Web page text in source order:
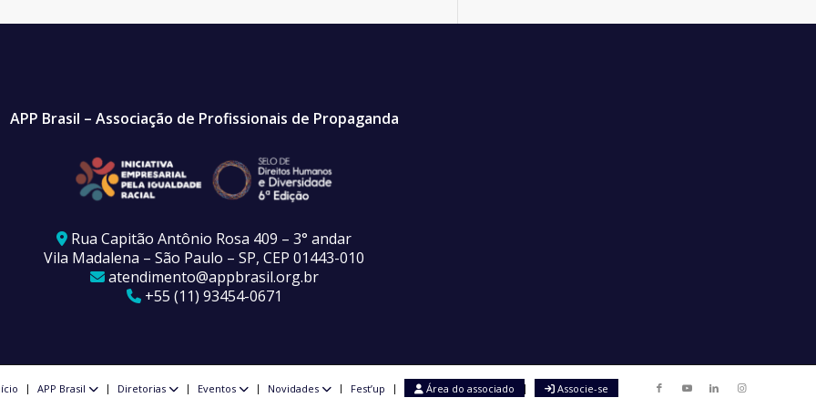
APP Brasil – Associação de Profissionais de Propaganda
Rua Capitão Antônio Rosa 409 – 3° andar
Vila Madalena – São Paulo – SP, CEP 01443-010
atendimento@appbrasil.org.br
+55 (11) 93454-0671
APP Brasil Diretorias Eventos Novidades Fest’up Área do associado Associe-se